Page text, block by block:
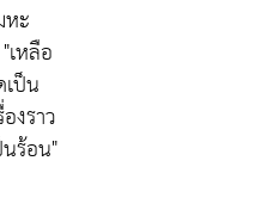
ะ
"เหลือ
ป็น
งราว
ร้อน"